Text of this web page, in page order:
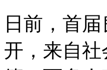
日前，首
开，来自